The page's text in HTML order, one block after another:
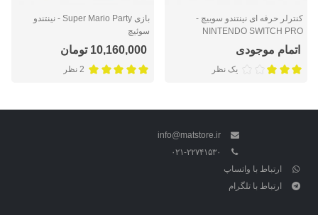
کنترلر حرفه ای نینتندو سوییچ -
NINTENDO SWITCH PRO
CONTROLLER SPLATOON 2
EDITION
اتمام موجودی
یک نظر
بازی Super Mario Party - نینتندو
سوئیچ
10,160,000 تومان
2 نظر
info@matstore.ir
۰۲۱-۲۲۷۴۱۵۳۰
ارتباط با واتساپ
ارتباط با تلگرام